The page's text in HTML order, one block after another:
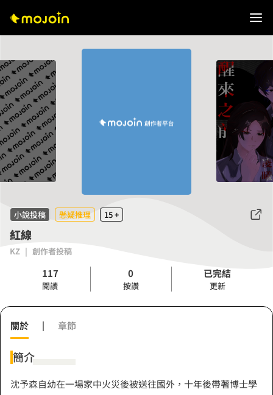
小說投稿 懸疑推理 15 +
紅線
KZ | 創作者投稿
117
閱讀
0
按讚
已完結
更新
關於 | 章節
簡介
沈予森自幼在一場家中火災後被送往國外，十年後帶著博士學